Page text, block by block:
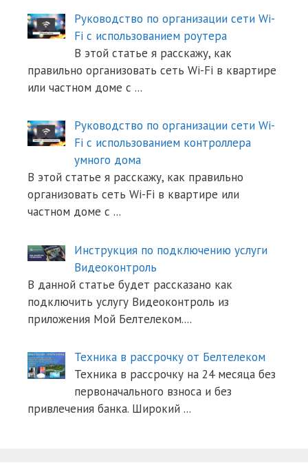
Руководство по организации сети Wi-
Fi с использованием роутера
В этой статье я расскажу, как
правильно организовать сеть Wi-Fi в квартире
или частном доме с ...
Руководство по организации сети Wi-
Fi с использованием контроллера
умного дома
В этой статье я расскажу, как правильно
организовать сеть Wi-Fi в квартире или
частном доме с ...
Инструкция по подключению услуги
Видеоконтроль
В данной статье будет рассказано как
подключить услугу Видеоконтроль из
приложения Мой Белтелеком....
Техника в рассрочку от Белтелеком
Техника в рассрочку на 24 месяца без
первоначального взноса и без
привлечения банка. Широкий ...